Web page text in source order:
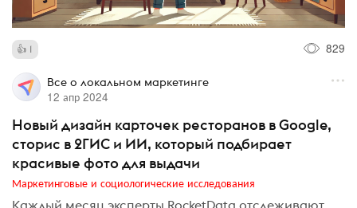
1 829
Все о локальном маркетинге
12 апр 2024
Новый дизайн карточек ресторанов в Google,
сторис в 2ГИС и ИИ, который подбирает
красивые фото для выдачи
Маркетинговые и социологические исследования